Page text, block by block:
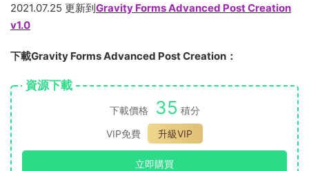
2021.07.25 更新到Gravity Forms Advanced Post Creation
v1.0
下載Gravity Forms Advanced Post Creation：
資源下載
下載價格 35 積分
VIP免費
升級VIP
立即購買